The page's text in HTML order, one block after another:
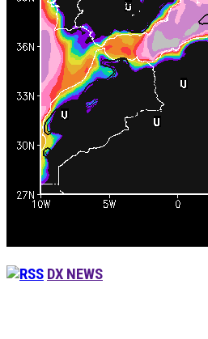
DX NEWS